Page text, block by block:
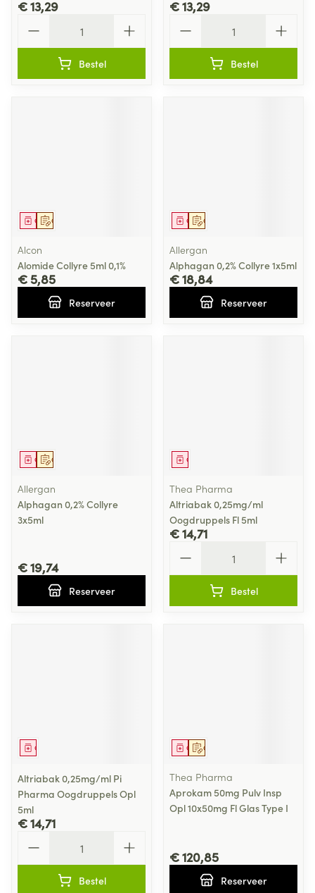
€ 13,29
Bestel
€ 13,29
Bestel
Op voorschrift
Geneesmiddel
Alcon
Alomide Collyre 5ml 0,1%
€ 5,85
Reserveer
Op voorschrift
Geneesmiddel
Allergan
Alphagan 0,2% Collyre 1x5ml
€ 18,84
Reserveer
Op voorschrift
Geneesmiddel
Allergan
Alphagan 0,2% Collyre
3x5ml
€ 19,74
Reserveer
Geneesmiddel
Thea Pharma
Altriabak 0,25mg/ml
Oogdruppels Fl 5ml
€ 14,71
Bestel
Geneesmiddel
Altriabak 0,25mg/ml Pi
Pharma Oogdruppels Opl
5ml
€ 14,71
Bestel
Op voorschrift
Geneesmiddel
Thea Pharma
Aprokam 50mg Pulv Insp
Opl 10x50mg Fl Glas Type I
€ 120,85
Reserveer